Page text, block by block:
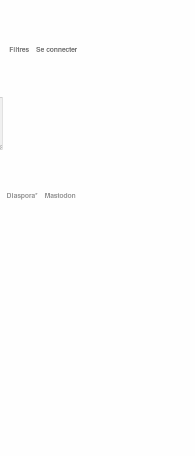
Filtres Se connecter
Diaspora* Mastodon